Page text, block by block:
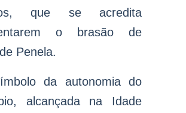
que se acredita
o brasão de
Penela.
da autonomia do
alcançada na Idade